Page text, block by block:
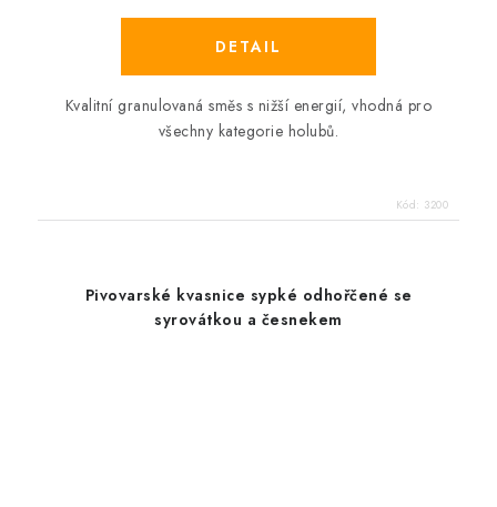
Kvalitní granulovaná směs s nižší energií, vhodná pro
všechny kategorie holubů.
Kód: 3200
Pivovarské kvasnice sypké odhořčené se
syrovátkou a česnekem